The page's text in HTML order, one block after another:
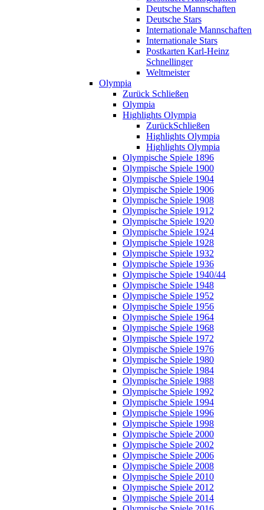
Deutsche Mannschaften
Deutsche Stars
Internationale Mannschaften
Internationale Stars
Postkarten Karl-Heinz
Schnellinger
Weltmeister
Olympia
Zurück Schließen
Olympia
Highlights Olympia
ZurückSchließen
Highlights Olympia
Highlights Olympia
Olympische Spiele 1896
Olympische Spiele 1900
Olympische Spiele 1904
Olympische Spiele 1906
Olympische Spiele 1908
Olympische Spiele 1912
Olympische Spiele 1920
Olympische Spiele 1924
Olympische Spiele 1928
Olympische Spiele 1932
Olympische Spiele 1936
Olympische Spiele 1940/44
Olympische Spiele 1948
Olympische Spiele 1952
Olympische Spiele 1956
Olympische Spiele 1964
Olympische Spiele 1968
Olympische Spiele 1972
Olympische Spiele 1976
Olympische Spiele 1980
Olympische Spiele 1984
Olympische Spiele 1988
Olympische Spiele 1992
Olympische Spiele 1994
Olympische Spiele 1996
Olympische Spiele 1998
Olympische Spiele 2000
Olympische Spiele 2002
Olympische Spiele 2006
Olympische Spiele 2008
Olympische Spiele 2010
Olympische Spiele 2012
Olympische Spiele 2014